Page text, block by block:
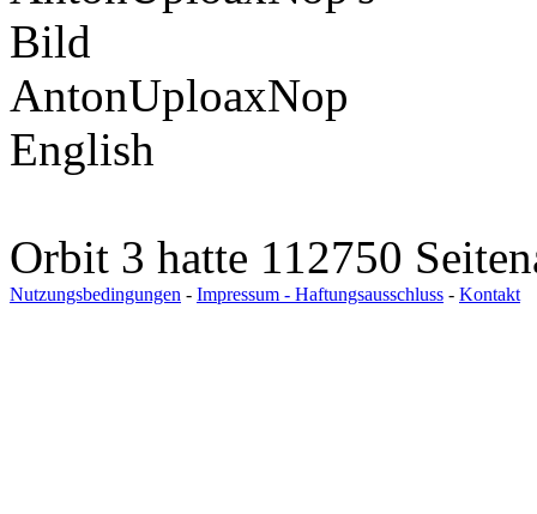
AntonUploaxNop
English
Orbit 3 hatte 112750
Nutzungsbedingungen - Impressum - Haftungsausschluss - Kontakt